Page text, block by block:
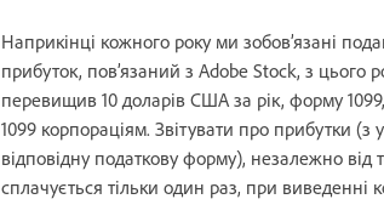
Наприкінці кожного року ми зобов’язані
прибуток, пов’язаний з Adobe Stock, з
перевищив 10 доларів США за рік, форму
1099 корпораціям. Звітувати про прибутки
відповідну податкову форму), незалежно
сплачується тільки один раз, при виведенні